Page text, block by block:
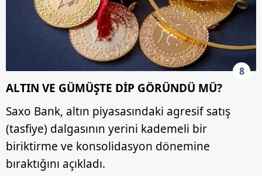
8
ALTIN VE GÜMÜŞTE DİP GÖRÜNDÜ MÜ?
Saxo Bank, altın piyasasındaki agresif satış
(tasfiye) dalgasının yerini kademeli bir
biriktirme ve konsolidasyon dönemine
bıraktığını açıkladı.